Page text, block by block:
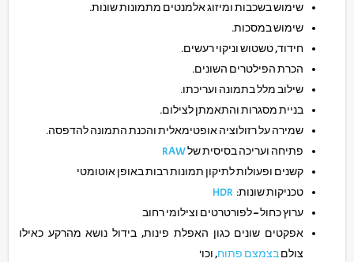
שימוש בשכבות ומיזוג אלמנטים מתמונות שונות.
שימוש במסכות.
חידוד, טשטוש וניקוי רעשים.
הכרת הפילטרים השונים.
שילוב מלל בתמונה ועריכתו.
בניית מסגרות והתאמתן לצילום.
שמירה על רזולוציה אופטימאלית והכנת התמונה להדפסה.
פתיחה ועריכה בסיסית שלRAW
קשנים ופעולות לתיקון תמונות רבות באופן אוטומטי
טכניקות שונות: HDR
ערוץ כחול – לפורטרטים וצילומי רחוב
אפקטים שונים כגון האפלת פינות, בידול נושא מהרקע כאילו
צולםבצמצם פתוח, וכו'